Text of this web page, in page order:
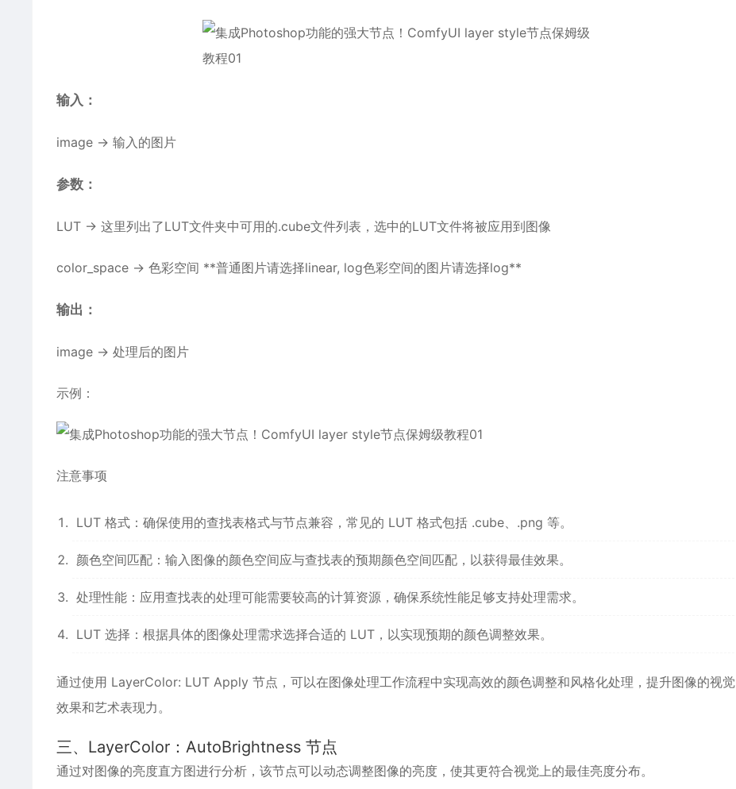
输入：
image → 输入的图片
参数：
LUT → 这里列出了LUT文件夹中可用的.cube文件列表，选中的LUT文件将被应用到图像
color_space → 色彩空间 **普通图片请选择linear, log色彩空间的图片请选择log**
输出：
image → 处理后的图片
示例：
注意事项
LUT 格式：确保使用的查找表格式与节点兼容，常见的 LUT 格式包括 .cube、.png 等。
颜色空间匹配：输入图像的颜色空间应与查找表的预期颜色空间匹配，以获得最佳效果。
处理性能：应用查找表的处理可能需要较高的计算资源，确保系统性能足够支持处理需求。
LUT 选择：根据具体的图像处理需求选择合适的 LUT，以实现预期的颜色调整效果。
通过使用 LayerColor: LUT Apply 节点，可以在图像处理工作流程中实现高效的颜色调整和风格化处理，提升图像的视觉
效果和艺术表现力。
三、LayerColor：AutoBrightness 节点
通过对图像的亮度直方图进行分析，该节点可以动态调整图像的亮度，使其更符合视觉上的最佳亮度分布。